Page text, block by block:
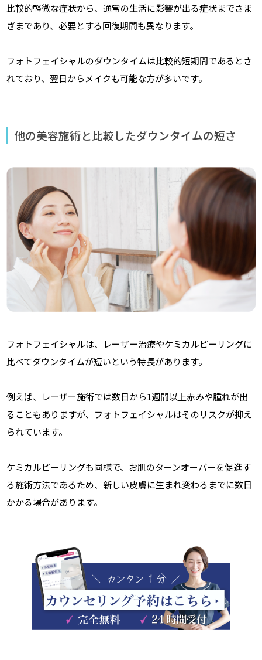
比較的軽微な症状から、通常の生活に影響が出る症状までさま
ざまであり、必要とする回復期間も異なります。
フォトフェイシャルのダウンタイムは比較的短期間であるとさ
れており、翌日からメイクも可能な方が多いです。
他の美容施術と比較したダウンタイムの短さ
フォトフェイシャルは、レーザー治療やケミカルピーリングに
比べてダウンタイムが短いという特長があります。
例えば、レーザー施術では数日から1週間以上赤みや腫れが出
ることもありますが、フォトフェイシャルはそのリスクが抑え
られています。
ケミカルピーリングも同様で、お肌のターンオーバーを促進す
る施術方法であるため、新しい皮膚に生まれ変わるまでに数日
かかる場合があります。